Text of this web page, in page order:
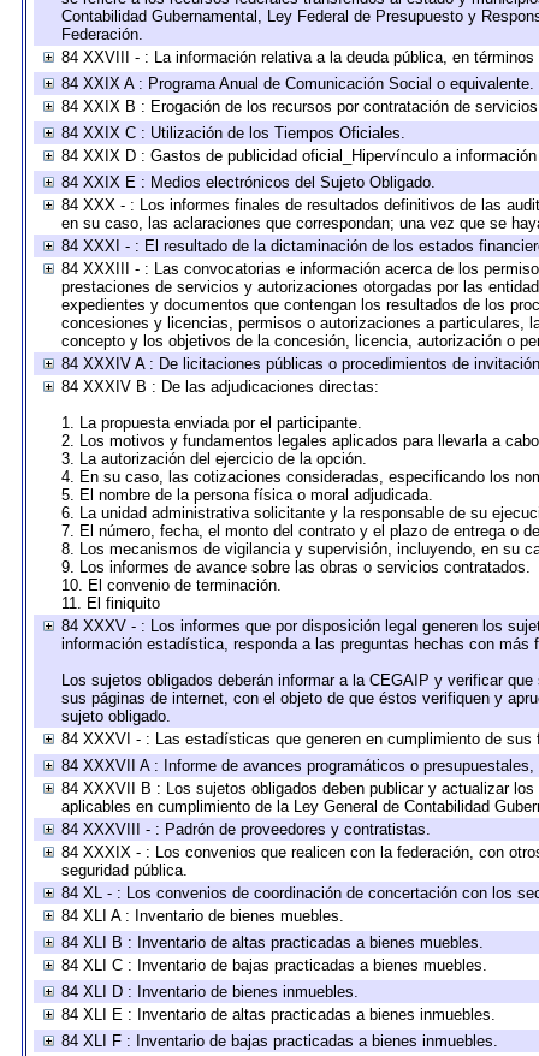
Contabilidad Gubernamental, Ley Federal de Presupuesto y
Federación.
84 XXVIII - : La información relativa a la deuda pública, en
84 XXIX A : Programa Anual de Comunicación Social o equivalente.
84 XXIX B : Erogación de los recursos por contratación de
84 XXIX C : Utilización de los Tiempos Oficiales.
84 XXIX D : Gastos de publicidad oficial_Hipervínculo a
84 XXIX E : Medios electrónicos del Sujeto Obligado.
84 XXX - : Los informes finales de resultados definitivos de las
en su caso, las aclaraciones que correspondan; una vez que se
84 XXXI - : El resultado de la dictaminación de los estados
84 XXXIII - : Las convocatorias e información acerca de los
prestaciones de servicios y autorizaciones otorgadas por las
expedientes y documentos que contengan los resultados de los
concesiones y licencias, permisos o autorizaciones a particulares,
concepto y los objetivos de la concesión, licencia, autorización o
84 XXXIV A : De licitaciones públicas o procedimientos de
84 XXXIV B : De las adjudicaciones directas:
1. La propuesta enviada por el participante.
2. Los motivos y fundamentos legales aplicados para llevarla a
3. La autorización del ejercicio de la opción.
4. En su caso, las cotizaciones consideradas, especificando los
5. El nombre de la persona física o moral adjudicada.
6. La unidad administrativa solicitante y la responsable de su
7. El número, fecha, el monto del contrato y el plazo de entrega o
8. Los mecanismos de vigilancia y supervisión, incluyendo, en su
9. Los informes de avance sobre las obras o servicios contratados.
10. El convenio de terminación.
11. El finiquito
84 XXXV - : Los informes que por disposición legal generen los
información estadística, responda a las preguntas hechas con más
Los sujetos obligados deberán informar a la CEGAIP y verificar
sus páginas de internet, con el objeto de que éstos verifiquen y
sujeto obligado.
84 XXXVI - : Las estadísticas que generen en cumplimiento de
84 XXXVII A : Informe de avances programáticos o
84 XXXVII B : Los sujetos obligados deben publicar y actualizar
aplicables en cumplimiento de la Ley General de Contabilidad
84 XXXVIII - : Padrón de proveedores y contratistas.
84 XXXIX - : Los convenios que realicen con la federación, con
seguridad pública.
84 XL - : Los convenios de coordinación de concertación con los
84 XLI A : Inventario de bienes muebles.
84 XLI B : Inventario de altas practicadas a bienes muebles.
84 XLI C : Inventario de bajas practicadas a bienes muebles.
84 XLI D : Inventario de bienes inmuebles.
84 XLI E : Inventario de altas practicadas a bienes inmuebles.
84 XLI F : Inventario de bajas practicadas a bienes inmuebles.